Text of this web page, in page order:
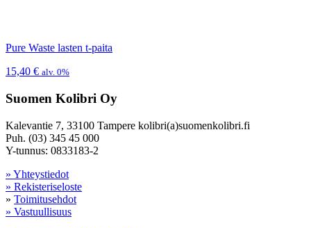
Pure Waste lasten t-paita
15,40 € alv. 0%
Suomen Kolibri Oy
Kalevantie 7, 33100 Tampere kolibri(a)suomenkolibri.fi
Puh. (03) 345 45 000
Y-tunnus: 0833183-2
» Yhteystiedot
» Rekisteriseloste
» Toimitusehdot
» Vastuullisuus